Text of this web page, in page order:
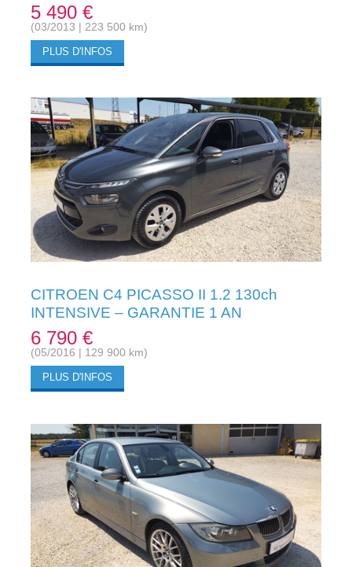
5 490 €
(03/2013 | 223 500 km)
PLUS D'INFOS
CITROEN C4 PICASSO II 1.2 130ch
INTENSIVE – GARANTIE 1 AN
6 790 €
(05/2016 | 129 900 km)
PLUS D'INFOS